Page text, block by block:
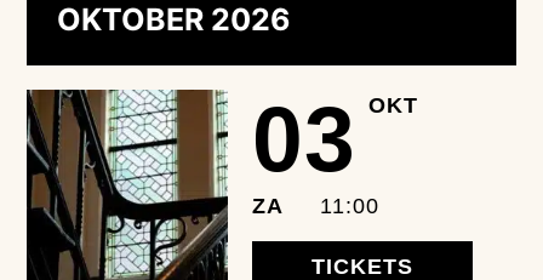
OKTOBER 2026
03 OKT
ZA 11:00
TICKETS